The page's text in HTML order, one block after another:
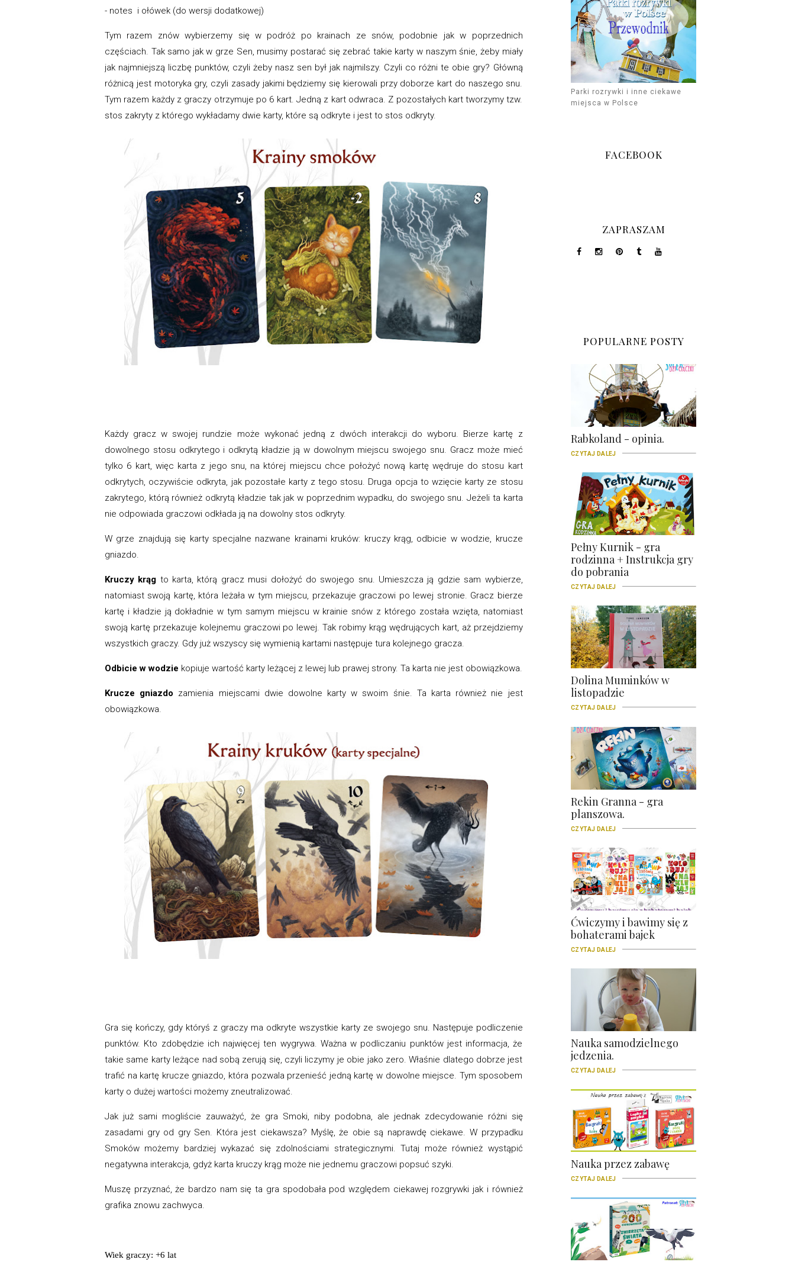
- notes i ołówek (do wersji dodatkowej)
Tym razem znów wybierzemy się w podróż po krainach ze snów, podobnie jak w poprzednich
częściach. Tak samo jak w grze Sen, musimy postarać się zebrać takie karty w naszym śnie, żeby miały
jak najmniejszą liczbę punktów, czyli żeby nasz sen był jak najmilszy. Czyli co różni te obie gry? Główną
różnicą jest motoryka gry, czyli zasady jakimi będziemy się kierowali przy doborze kart do naszego snu.
Tym razem każdy z graczy otrzymuje po 6 kart. Jedną z kart odwraca. Z pozostałych kart tworzymy tzw.
stos zakryty z którego wykładamy dwie karty, które są odkryte i jest to stos odkryty.
Każdy gracz w swojej rundzie może wykonać jedną z dwóch interakcji do wyboru. Bierze kartę z
dowolnego stosu odkrytego i odkrytą kładzie ją w dowolnym miejscu swojego snu. Gracz może mieć
tylko 6 kart, więc karta z jego snu, na której miejscu chce położyć nową kartę wędruje do stosu kart
odkrytych, oczywiście odkryta, jak pozostałe karty z tego stosu. Druga opcja to wzięcie karty ze stosu
zakrytego, którą również odkrytą kładzie tak jak w poprzednim wypadku, do swojego snu. Jeżeli ta karta
nie odpowiada graczowi odkłada ją na dowolny stos odkryty.
W grze znajdują się karty specjalne nazwane krainami kruków: kruczy krąg, odbicie w wodzie, krucze
gniazdo.
Kruczy krąg to karta, którą gracz musi dołożyć do swojego snu. Umieszcza ją gdzie sam wybierze,
natomiast swoją kartę, która leżała w tym miejscu, przekazuje graczowi po lewej stronie. Gracz bierze
kartę i kładzie ją dokładnie w tym samym miejscu w krainie snów z którego została wzięta, natomiast
swoją kartę przekazuje kolejnemu graczowi po lewej. Tak robimy krąg wędrujących kart, aż przejdziemy
wszystkich graczy. Gdy już wszyscy się wymienią kartami następuje tura kolejnego gracza.
Odbicie w wodzie kopiuje wartość karty leżącej z lewej lub prawej strony. Ta karta nie jest obowiązkowa.
Krucze gniazdo zamienia miejscami dwie dowolne karty w swoim śnie. Ta karta również nie jest
obowiązkowa.
Gra się kończy, gdy któryś z graczy ma odkryte wszystkie karty ze swojego snu. Następuje podliczenie
punktów. Kto zdobędzie ich najwięcej ten wygrywa. Ważna w podliczaniu punktów jest informacja, że
takie same karty leżące nad sobą zerują się, czyli liczymy je obie jako zero. Właśnie dlatego dobrze jest
trafić na kartę krucze gniazdo, która pozwala przenieść jedną kartę w dowolne miejsce. Tym sposobem
karty o dużej wartości możemy zneutralizować.
Jak już sami mogliście zauważyć, że gra Smoki, niby podobna, ale jednak zdecydowanie różni się
zasadami gry od gry Sen. Która jest ciekawsza? Myślę, że obie są naprawdę ciekawe. W przypadku
Smoków możemy bardziej wykazać się zdolnościami strategicznymi. Tutaj może również wystąpić
negatywna interakcja, gdyż karta kruczy krąg może nie jednemu graczowi popsuć szyki.
Muszę przyznać, że bardzo nam się ta gra spodobała pod względem ciekawej rozgrywki jak i również
grafika znowu zachwyca.
Wiek graczy: +6 lat
Parki rozrywki i inne ciekawe
miejsca w Polsce
FACEBOOK
ZAPRASZAM
POPULARNE POSTY
Rabkoland - opinia.
CZYTAJ DALEJ
Pełny Kurnik - gra
rodzinna + Instrukcja gry
do pobrania
CZYTAJ DALEJ
Dolina Muminków w
listopadzie
CZYTAJ DALEJ
Rekin Granna - gra
planszowa.
CZYTAJ DALEJ
Ćwiczymy i bawimy się z
bohaterami bajek
CZYTAJ DALEJ
Nauka samodzielnego
jedzenia.
CZYTAJ DALEJ
Nauka przez zabawę
CZYTAJ DALEJ